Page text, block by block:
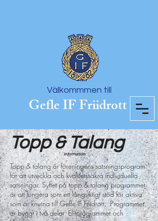
Välkommmen till
Gefle IF Friidrott
Topp & Talang
Information
Topp & talang är föreningens satsningsprogram
för att utveckla och kvalitetssäkra individuella
satsningar. Syftet på topp & talang programmet
är att fungera som ett långsiktigt stöd för aktiva
som är knutna till Gefle IF Friidrott. Programmet
är byggt i två delar. Elitprogrammet och